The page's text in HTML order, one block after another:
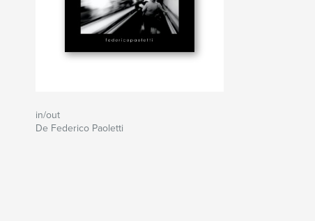
in/out
De Federico Paoletti